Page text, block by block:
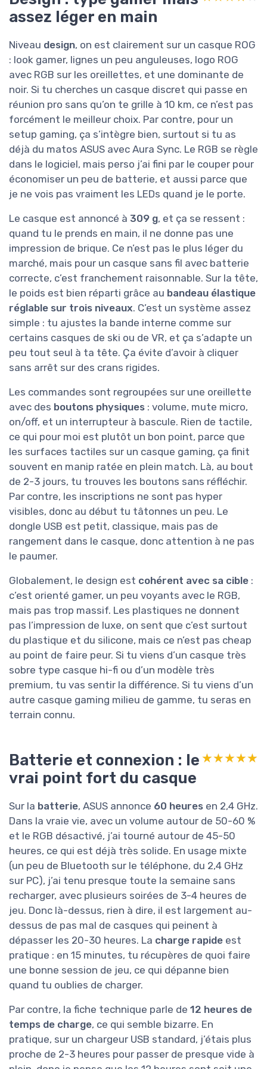
assez léger en main
Niveau design, on est clairement sur un casque ROG
: look gamer, lignes un peu anguleuses, logo ROG
avec RGB sur les oreillettes, et une dominante de
noir. Si tu cherches un casque discret qui passe en
réunion pro sans qu’on te grille à 10 km, ce n’est pas
forcément le meilleur choix. Par contre, pour un
setup gaming, ça s’intègre bien, surtout si tu as
déjà du matos ASUS avec Aura Sync. Le RGB se règle
dans le logiciel, mais perso j’ai fini par le couper pour
économiser un peu de batterie, et aussi parce que
je ne vois pas vraiment les LEDs quand je le porte.
Le casque est annoncé à 309 g, et ça se ressent :
quand tu le prends en main, il ne donne pas une
impression de brique. Ce n’est pas le plus léger du
marché, mais pour un casque sans fil avec batterie
correcte, c’est franchement raisonnable. Sur la tête,
le poids est bien réparti grâce au bandeau élastique
réglable sur trois niveaux. C’est un système assez
simple : tu ajustes la bande interne comme sur
certains casques de ski ou de VR, et ça s’adapte un
peu tout seul à ta tête. Ça évite d’avoir à cliquer
sans arrêt sur des crans rigides.
Les commandes sont regroupées sur une oreillette
avec des boutons physiques : volume, mute micro,
on/off, et un interrupteur à bascule. Rien de tactile,
ce qui pour moi est plutôt un bon point, parce que
les surfaces tactiles sur un casque gaming, ça finit
souvent en manip ratée en plein match. Là, au bout
de 2-3 jours, tu trouves les boutons sans réfléchir.
Par contre, les inscriptions ne sont pas hyper
visibles, donc au début tu tâtonnes un peu. Le
dongle USB est petit, classique, mais pas de
rangement dans le casque, donc attention à ne pas
le paumer.
Globalement, le design est cohérent avec sa cible :
c’est orienté gamer, un peu voyants avec le RGB,
mais pas trop massif. Les plastiques ne donnent
pas l’impression de luxe, on sent que c’est surtout
du plastique et du silicone, mais ce n’est pas cheap
au point de faire peur. Si tu viens d’un casque très
sobre type casque hi-fi ou d’un modèle très
premium, tu vas sentir la différence. Si tu viens d’un
autre casque gaming milieu de gamme, tu seras en
terrain connu.
Batterie et connexion : le
vrai point fort du casque
★★★★★
★★★★★
Sur la batterie, ASUS annonce 60 heures en 2,4 GHz.
Dans la vraie vie, avec un volume autour de 50-60 %
et le RGB désactivé, j’ai tourné autour de 45-50
heures, ce qui est déjà très solide. En usage mixte
(un peu de Bluetooth sur le téléphone, du 2,4 GHz
sur PC), j’ai tenu presque toute la semaine sans
recharger, avec plusieurs soirées de 3-4 heures de
jeu. Donc là-dessus, rien à dire, il est largement au-
dessus de pas mal de casques qui peinent à
dépasser les 20-30 heures. La charge rapide est
pratique : en 15 minutes, tu récupères de quoi faire
une bonne session de jeu, ce qui dépanne bien
quand tu oublies de charger.
Par contre, la fiche technique parle de 12 heures de
temps de charge, ce qui semble bizarre. En
pratique, sur un chargeur USB standard, j’étais plus
proche de 2-3 heures pour passer de presque vide à